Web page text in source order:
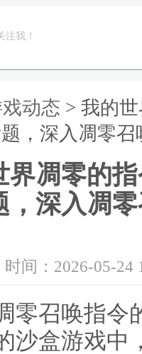
注我！
动态 > 我的
，深入凋零
界凋零的
，深入凋
时间：2026-05-24
零召唤指令
沙盒游戏中